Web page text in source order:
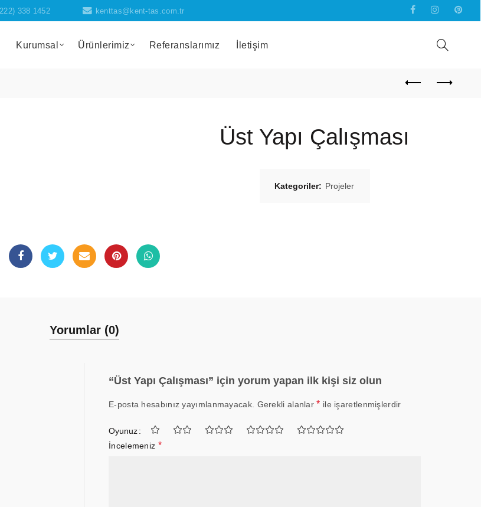
338 1452 kenttas@kent-tas.com.tr
Kurumsal Ürünlerimiz Referanslarımız İletişim
Üst Yapı Çalışması
Kategoriler: Projeler
Yorumlar (0)
“Üst Yapı Çalışması” için yorum yapan ilk kişi siz olun
E-posta hesabınız yayımlanmayacak. Gerekli alanlar* ile işaretlenmişlerdir
Oyunuz
İncelemeniz *